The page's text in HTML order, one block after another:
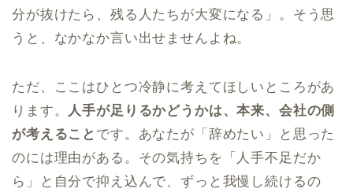
分が抜けたら、残る人たちが大変になる」。そう思
うと、なかなか言い出せませんよね。
ただ、ここはひとつ冷静に考えてほしいところがあ
ります。 人手が足りるかどうかは、本来、会社の側
が考えること です。あなたが「辞めたい」と思った
のには理由がある。その気持ちを「人手不足だか
ら」と自分で抑え込んで、ずっと我慢し続けるの